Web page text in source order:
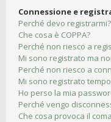
Connessione e
Perché devo registrarmi?
Che cosa è COPPA?
Perché non riesco a
Mi sono registrato ma
Perché non riesco a
Mi sono registrato
Ho perso la mia
Perché vengo
Che cosa provoca il